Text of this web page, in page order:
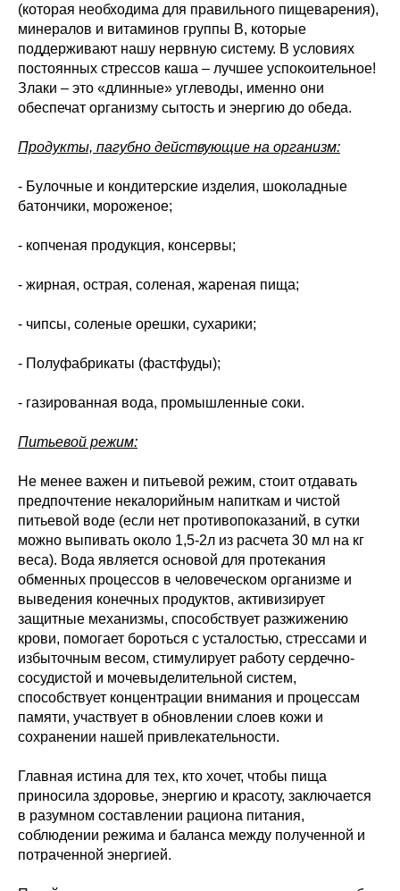
(которая необходима для правильного пищеварения),
минералов и витаминов группы В, которые
поддерживают нашу нервную систему. В условиях
постоянных стрессов каша – лучшее успокоительное!
Злаки – это «длинные» углеводы, именно они
обеспечат организму сытость и энергию до обеда.
Продукты, пагубно действующие на организм:
- Булочные и кондитерские изделия, шоколадные
батончики, мороженое;
- копченая продукция, консервы;
- жирная, острая, соленая, жареная пища;
- чипсы, соленые орешки, сухарики;
- Полуфабрикаты (фастфуды);
- газированная вода, промышленные соки.
Питьевой режим:
Не менее важен и питьевой режим, стоит отдавать
предпочтение некалорийным напиткам и чистой
питьевой воде (если нет противопоказаний, в сутки
можно выпивать около 1,5-2л из расчета 30 мл на кг
веса). Вода является основой для протекания
обменных процессов в человеческом организме и
выведения конечных продуктов, активизирует
защитные механизмы, способствует разжижению
крови, помогает бороться с усталостью, стрессами и
избыточным весом, стимулирует работу сердечно-
сосудистой и мочевыделительной систем,
способствует концентрации внимания и процессам
памяти, участвует в обновлении слоев кожи и
сохранении нашей привлекательности.
Главная истина для тех, кто хочет, чтобы пища
приносила здоровье, энергию и красоту, заключается
в разумном составлении рациона питания,
соблюдении режима и баланса между полученной и
потраченной энергией.